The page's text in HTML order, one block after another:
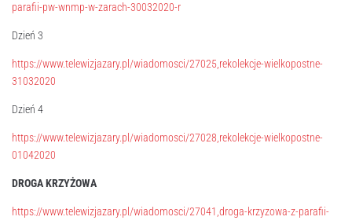
parafii-pw-wnmp-w-zarach-30032020-r
Dzień 3
https://www.telewizjazary.pl/wiadomosci/27025,rekolekcje-wielkopostne-
31032020
Dzień 4
https://www.telewizjazary.pl/wiadomosci/27028,rekolekcje-wielkopostne-
01042020
DROGA KRZYŻOWA
https://www.telewizjazary.pl/wiadomosci/27041,droga-krzyzowa-z-parafii-